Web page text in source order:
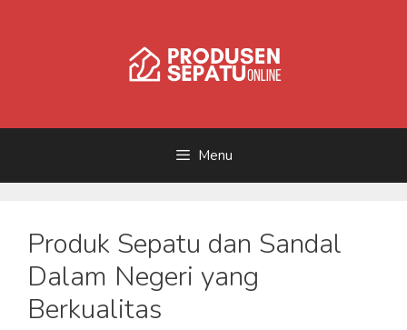
Menu
Produk Sepatu dan Sandal
Dalam Negeri yang
Berkualitas